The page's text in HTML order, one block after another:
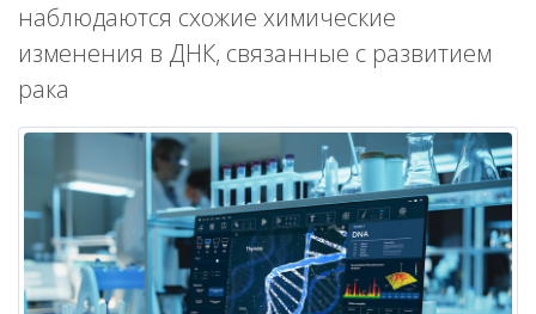
наблюдаются схожие химические
изменения в ДНК, связанные с развитием
рака